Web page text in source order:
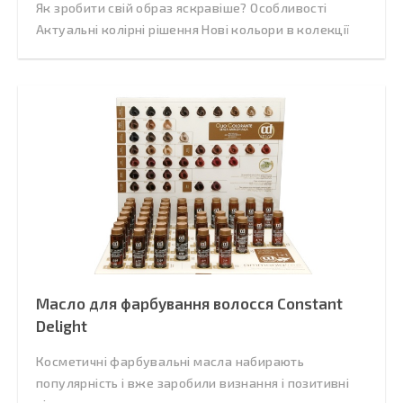
Як зробити свій образ яскравіше? Особливості
Актуальні колірні рішення Нові кольори в колекції
Масло для фарбування волосся Constant
Delight
Косметичні фарбувальні масла набирають
популярність і вже заробили визнання і позитивні